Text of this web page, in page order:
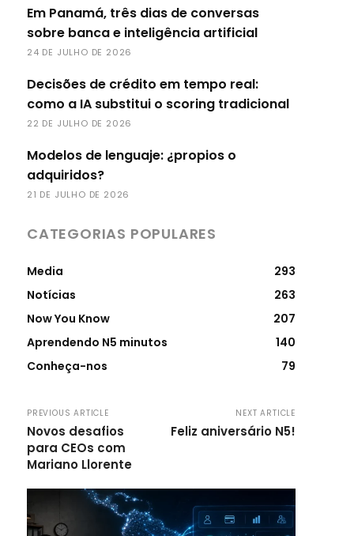
Em Panamá, três dias de conversas
sobre banca e inteligência artificial
24 DE JULHO DE 2026
Decisões de crédito em tempo real:
como a IA substitui o scoring tradicional
22 DE JULHO DE 2026
Modelos de lenguaje: ¿propios o
adquiridos?
21 DE JULHO DE 2026
CATEGORIAS POPULARES
Media
293
Notícias
263
Now You Know
207
Aprendendo N5 minutos
140
Conheça-nos
79
PREVIOUS ARTICLE
Novos desafios
para CEOs com
Mariano Llorente
NEXT ARTICLE
Feliz aniversário N5!